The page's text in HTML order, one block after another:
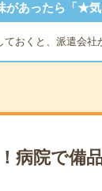
があったら「★気
ておくと、派遣会社
病院で備